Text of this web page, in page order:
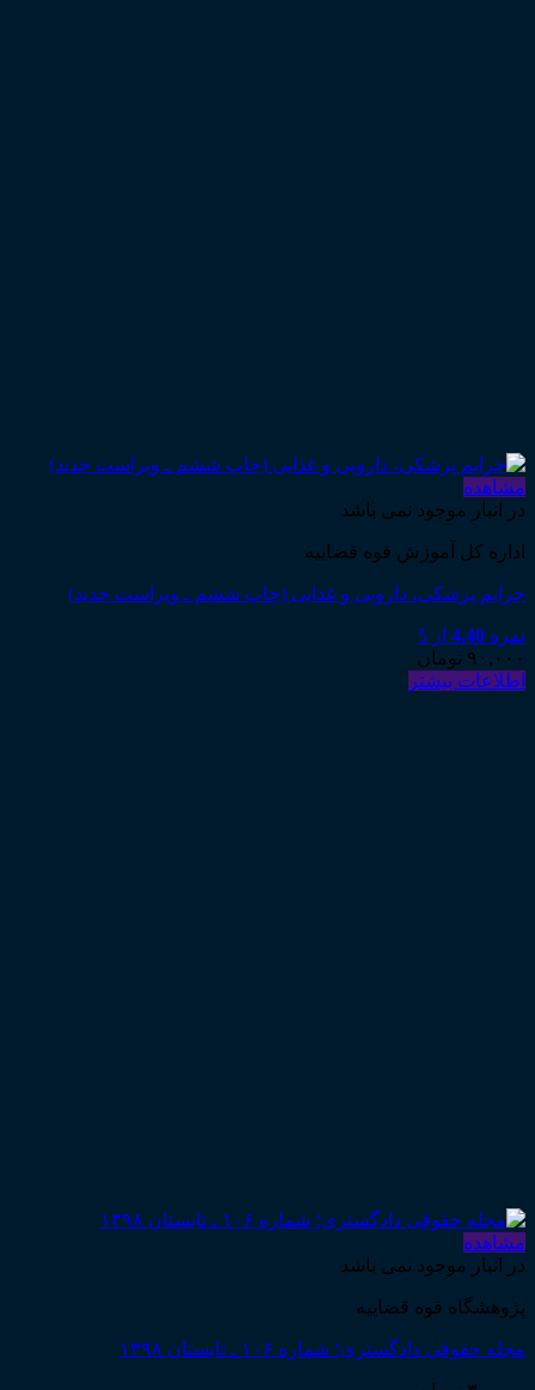
مشاهده
در انبار موجود نمی باشد
اداره کل آموزش قوه قضاییه
جرایم پزشکی، دارویی و غذایی (چاپ ششم ـ ویراست جدید)
نمره 4.40 از 5
۹۰,۰۰۰ تومان
اطلاعات بیشتر
مشاهده
در انبار موجود نمی باشد
پژوهشگاه قوه قضاییه
مجله حقوقی دادگستری؛ شماره ۱۰۶ ـ تابستان ۱۳۹۸